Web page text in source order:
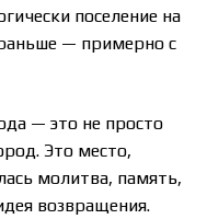
поселение на
— примерно с
— это не просто
Это место,
молитва, память,
возвращения.